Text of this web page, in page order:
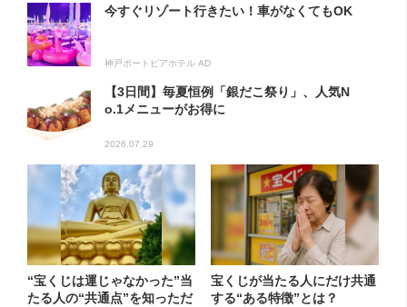
今すぐリゾート行きたい！車がなくてもOK
神戸ポートピアホテル AD
【3日間】毎夏恒例「銀だこ祭り」、人気N
o.1メニューがお得に
2026.07.29
“宝くじは運じゃなかった”当
たる人の“共通点”を知っただ
宝くじが当たる人にだけ共通
する“ある特徴”とは？